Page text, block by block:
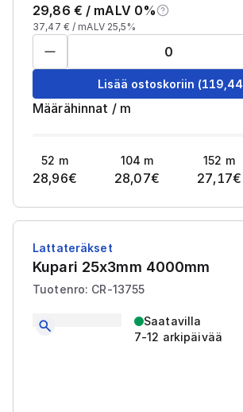
29,86 € / mALV 0%
37,47 € / mALV 25,5%
Lisää ostoskoriin (119,44
Määrähinnat / m
52 m
28,96€
104 m
28,07€
152 m
27,17€
Lattateräkset
Kupari 25x3mm 4000mm
Tuotenro: CR-13755
Saatavilla
7-12 arkipäivää